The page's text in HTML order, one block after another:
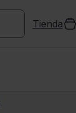
Tienda